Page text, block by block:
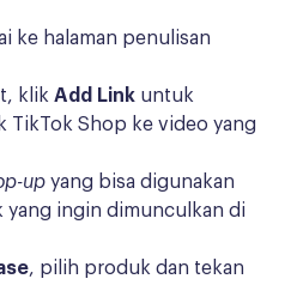
ke halaman penulisan
klik Add Link untuk
TikTok Shop ke video yang
up yang bisa digunakan
ingin dimunculkan di
, pilih produk dan tekan